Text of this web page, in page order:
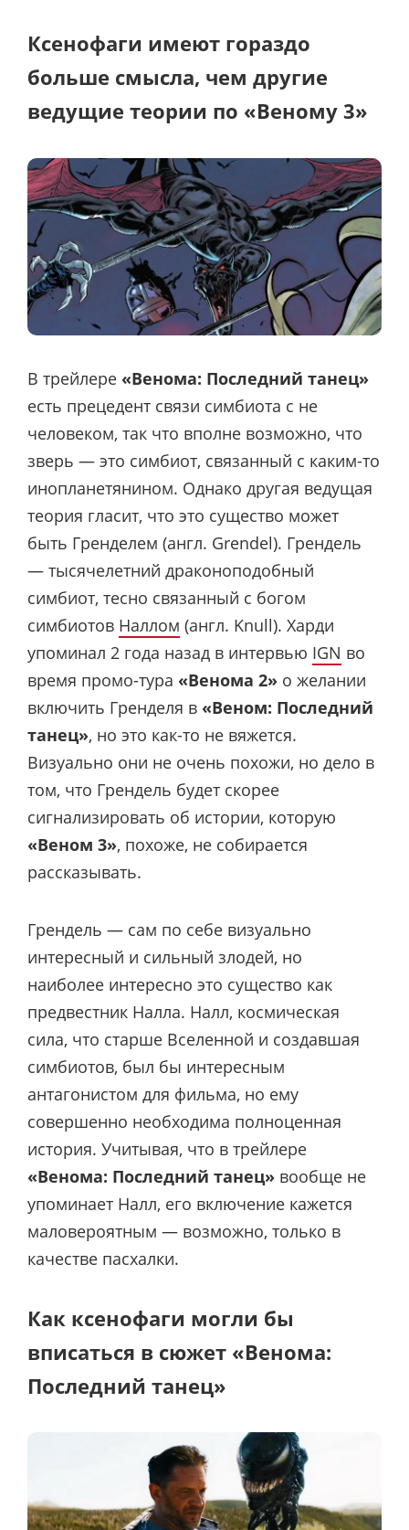
Ксенофаги имеют гораздо
больше смысла, чем другие
ведущие теории по «Веному 3»
В трейлере «Венома: Последний танец»
есть прецедент связи симбиота с не
человеком, так что вполне возможно, что
зверь — это симбиот, связанный с каким-то
инопланетянином. Однако другая ведущая
теория гласит, что это существо может
быть Гренделем (англ. Grendel). Грендель
— тысячелетний драконоподобный
симбиот, тесно связанный с богом
симбиотов Наллом (англ. Knull). Харди
упоминал 2 года назад в интервью IGN во
время промо-тура «Венома 2» о желании
включить Гренделя в «Веном: Последний
танец», но это как-то не вяжется.
Визуально они не очень похожи, но дело в
том, что Грендель будет скорее
сигнализировать об истории, которую
«Веном 3», похоже, не собирается
рассказывать.
Грендель — сам по себе визуально
интересный и сильный злодей, но
наиболее интересно это существо как
предвестник Налла. Налл, космическая
сила, что старше Вселенной и создавшая
симбиотов, был бы интересным
антагонистом для фильма, но ему
совершенно необходима полноценная
история. Учитывая, что в трейлере
«Венома: Последний танец» вообще не
упоминает Налл, его включение кажется
маловероятным — возможно, только в
качестве пасхалки.
Как ксенофаги могли бы
вписаться в сюжет «Венома:
Последний танец»